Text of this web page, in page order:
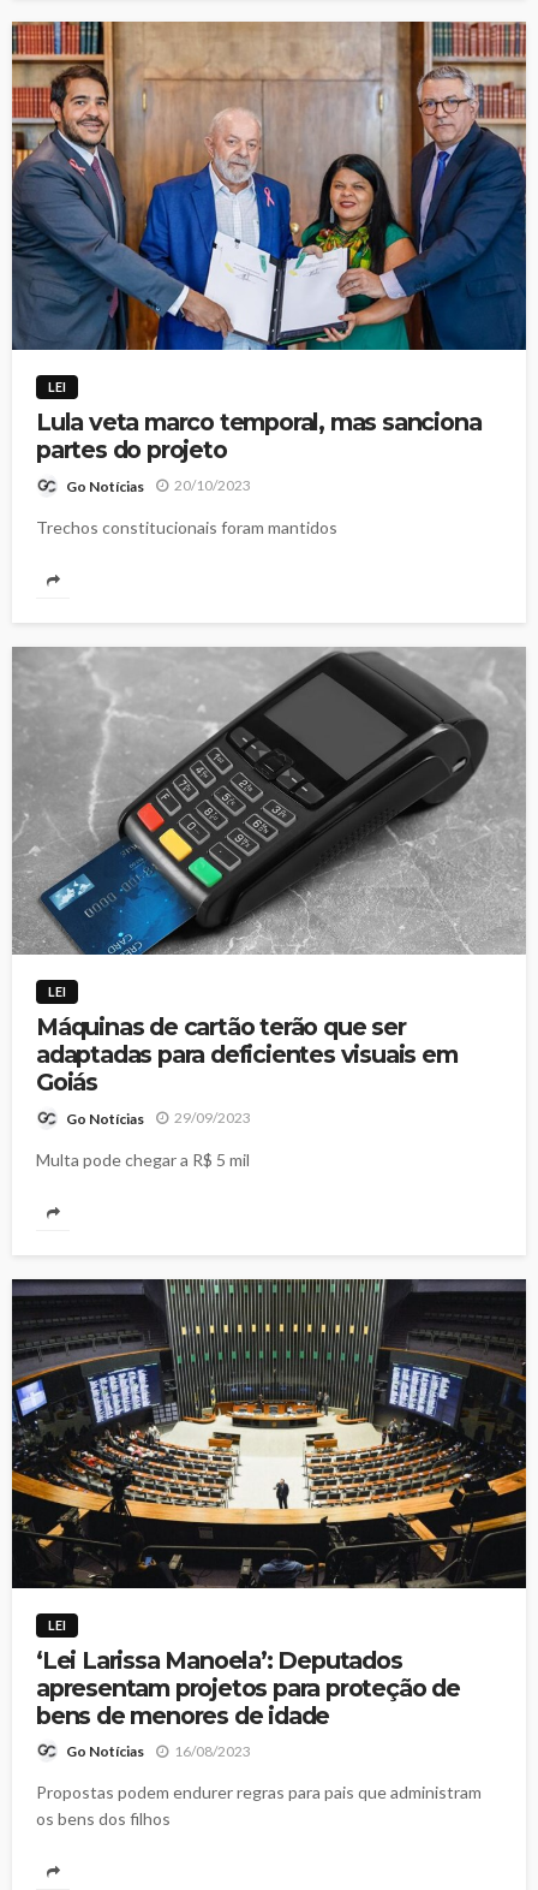
LEI
Lula veta marco temporal, mas sanciona
partes do projeto
Go Notícias 20/10/2023
Trechos constitucionais foram mantidos
LEI
Máquinas de cartão terão que ser
adaptadas para deficientes visuais em
Goiás
Go Notícias 29/09/2023
Multa pode chegar a R$ 5 mil
LEI
‘Lei Larissa Manoela’: Deputados
apresentam projetos para proteção de
bens de menores de idade
Go Notícias 16/08/2023
Propostas podem endurer regras para pais que administram
os bens dos filhos